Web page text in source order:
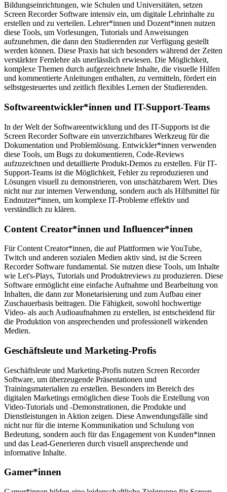
Bildungseinrichtungen, wie Schulen und Universitäten, setzen
Screen Recorder Software intensiv ein, um digitale Lehrinhalte zu
erstellen und zu verteilen. Lehrer*innen und Dozent*innen nutzen
diese Tools, um Vorlesungen, Tutorials und Anweisungen
aufzunehmen, die dann den Studierenden zur Verfügung gestellt
werden können. Diese Praxis hat sich besonders während der Zeiten
verstärkter Fernlehre als unerlässlich erwiesen. Die Möglichkeit,
komplexe Themen durch aufgezeichnete Inhalte, die visuelle Hilfen
und kommentierte Anleitungen enthalten, zu vermitteln, fördert ein
selbstgesteuertes und zeitlich flexibles Lernen der Studierenden.
Softwareentwickler*innen und IT-Support-Teams
In der Welt der Softwareentwicklung und des IT-Supports ist die
Screen Recorder Software ein unverzichtbares Werkzeug für die
Dokumentation und Problemlösung. Entwickler*innen verwenden
diese Tools, um Bugs zu dokumentieren, Code-Reviews
aufzuzeichnen und detaillierte Produkt-Demos zu erstellen. Für IT-
Support-Teams ist die Möglichkeit, Fehler zu reproduzieren und
Lösungen visuell zu demonstrieren, von unschätzbarem Wert. Dies
nicht nur zur internen Verwendung, sondern auch als Hilfsmittel für
Endnutzer*innen, um komplexe IT-Probleme effektiv und
verständlich zu klären.
Content Creator*innen und Influencer*innen
Für Content Creator*innen, die auf Plattformen wie YouTube,
Twitch und anderen sozialen Medien aktiv sind, ist die Screen
Recorder Software fundamental. Sie nutzen diese Tools, um Inhalte
wie Let's-Plays, Tutorials und Produktreviews zu produzieren. Diese
Software ermöglicht eine einfache Aufnahme und Bearbeitung von
Inhalten, die dann zur Monetarisierung und zum Aufbau einer
Zuschauerbasis beitragen. Die Fähigkeit, sowohl hochwertige
Video- als auch Audioaufnahmen zu erstellen, ist entscheidend für
die Produktion von ansprechenden und professionell wirkenden
Medien.
Geschäftsleute und Marketing-Profis
Geschäftsleute und Marketing-Profis nutzen Screen Recorder
Software, um überzeugende Präsentationen und
Trainingsmaterialien zu erstellen. Besonders im Bereich des
digitalen Marketings ermöglichen diese Tools die Erstellung von
Video-Tutorials und -Demonstrationen, die Produkte und
Dienstleistungen in Aktion zeigen. Diese Anwendungsfälle sind
nicht nur für die interne Kommunikation und Schulung von
Bedeutung, sondern auch für das Engagement von Kunden*innen
und das Lead-Generieren durch visuell ansprechende und
informative Inhalte.
Gamer*innen